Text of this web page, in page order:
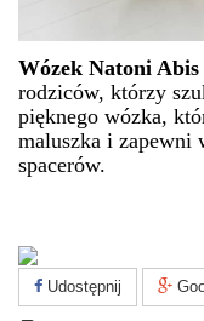
Wózek Natoni Abis
rodziców, którzy
pięknego wózka,
maluszka i zapewni
spacerów.
Udostępnij